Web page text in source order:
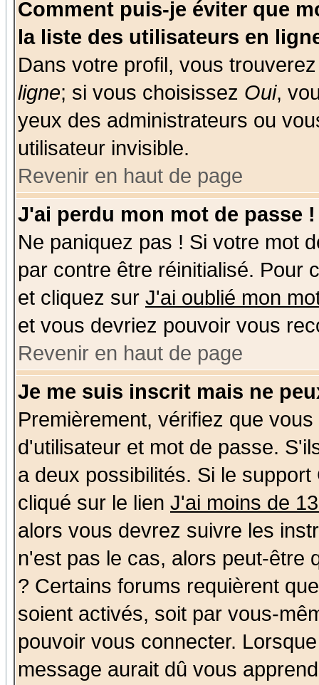
Comment puis-je éviter que
la liste des utilisateurs en
Dans votre profil, vous
ligne; si vous choisissez Oui,
yeux des administrateurs ou
utilisateur invisible.
Revenir en haut de page
J'ai perdu mon mot de passe !
Ne paniquez pas ! Si votre mot
par contre être réinitialisé. Pour
et cliquez sur J'ai oublié mon
et vous devriez pouvoir vous
Revenir en haut de page
Je me suis inscrit mais ne
Premièrement, vérifiez que
d'utilisateur et mot de passe.
a deux possibilités. Si le
cliqué sur le lien J'ai moins de
alors vous devrez suivre les
n'est pas le cas, alors peut-être
? Certains forums requièrent
soient activés, soit par vous-
pouvoir vous connecter.
message aurait dû vous